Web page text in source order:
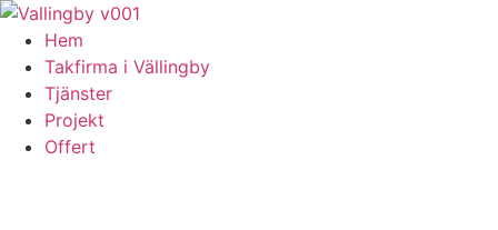
Skip
content
Hem
Takfirma i Vällingby
Tjänster
Projekt
Offert